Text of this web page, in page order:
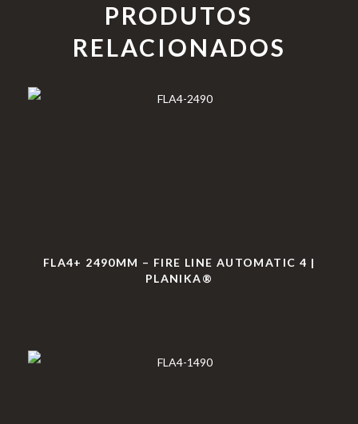
PRODUTOS
RELACIONADOS
FLA4+ 2490MM – FIRE LINE AUTOMATIC 4 |
PLANIKA®